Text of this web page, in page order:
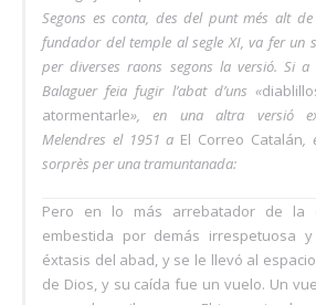
Segons es conta, des del punt més alt de
fundador del temple al segle XI, va fer un
per diverses raons segons la versió. Si a
Balaguer feia fugir l’abat d’uns «
atormentarle», en una altra versió
Melendres el 1951 a El Correo Catalán,
sorprès per una tramuntanada:
Pero en lo más arrebatador de la
embestida por demás irrespetuosa
éxtasis del abad, y se le llevó al
de Dios, y su caída fue un vuelo. Un